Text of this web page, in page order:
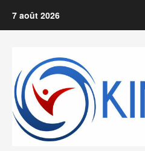
content
7 août 2026